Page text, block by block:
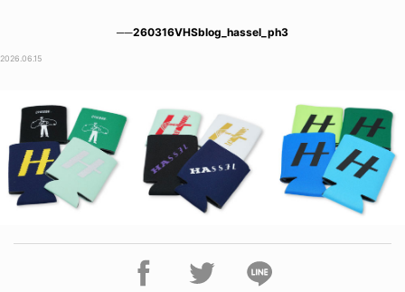
──260316VHSblog_hassel_ph3
2026.06.15